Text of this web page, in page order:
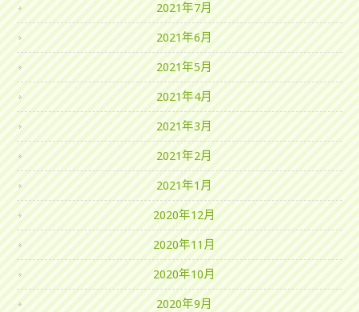
2021年7月
2021年6月
2021年5月
2021年4月
2021年3月
2021年2月
2021年1月
2020年12月
2020年11月
2020年10月
2020年9月